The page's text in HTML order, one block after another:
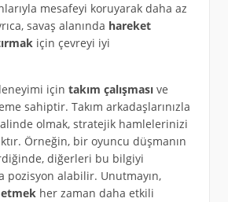
mesafeyi koruyarak daha az
savaş alanında hareket
için çevreyi iyi
için takım çalışmasıve
sahiptir. Takım arkadaşlarınızla
olmak, stratejik hamlelerinizi
Örneğin, bir oyuncu düşmanın
diğerleri bu bilgiyi
pozisyon alabilir. Unutmayın,
her zaman daha etkili